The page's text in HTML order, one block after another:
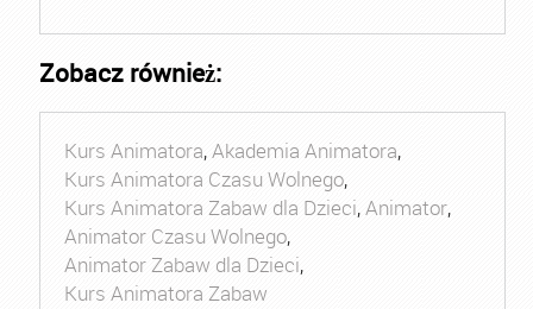
Zobacz również:
Kurs Animatora,Akademia Animatora,
Kurs Animatora Czasu Wolnego,
Kurs Animatora Zabaw dla Dzieci,Animator,
Animator Czasu Wolnego,
Animator Zabaw dla Dzieci,
Kurs Animatora Zabaw